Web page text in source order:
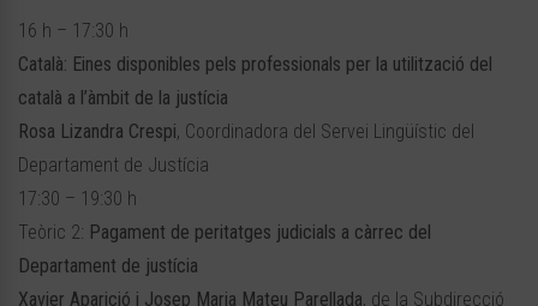
16 h – 17:30 h
Català: Eines disponibles pels professionals per la utilització del
català a l’àmbit de la justícia
Rosa Lizandra Crespi, Coordinadora del Servei Lingüístic del
Departament de Justícia
17:30 – 19:30 h
Teòric 2: Pagament de peritatges judicials a càrrec del
Departament de justícia
Xavier Aparició i Josep Maria Mateu Parellada, de la Subdirecció